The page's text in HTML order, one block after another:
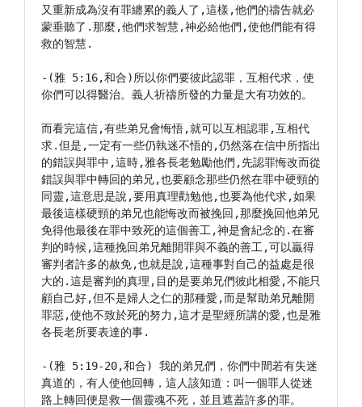
又重新成為沒有罪纏累的義人了,這樣,他們的禱告就必
蒙垂聽了.那麼,他們求智慧,神必給他們,使他們能有得
救的智慧.
-(雅 5:16,和合)所以你們要彼此認罪，互相代求，使
你們可以得醫治。義人祈禱所發的力量是大有功效的。
而看完這信,有些弟兄會悔悟,就可以互相認罪,互相代
求.但是,一定有一些仍執迷不悟的,仍然落在信中所指出
的錯誤與罪中,這時,雅各長老勉勵他們,先認罪悔改而從
錯誤與罪中轉回的弟兄,也要顧念那些仍然在罪中硬頸的
同靈,這意思是說,要用真理勸勉他,也要為他代求,如果
最後這樣硬頸的弟兄也能悔改而被挽回,那麼挽回他弟兄
免得他最後在罪中致死的這個善工,神是會紀念的.在審
判的時候,這種挽回弟兄離開罪與不義的善工,可以贏得
審判者許多的赦免,也就是說,這種事對自己的益處是很
大的.這是審判的真理,目的是要弟兄們彼此相愛,不能只
顧自己好,但不是婦人之仁的那種愛,而是幫助弟兄離開
罪惡,使他不致於死的努力,這才是聖經所講的愛,也是雅
各長老所要表達的事.
-(雅 5:19-20,和合) 我的弟兄們，你們中間若有失迷
真道的，有人使他回轉，這人該知道：叫一個罪人從迷
路上轉回便是救一個靈魂不死，並且遮蓋許多的罪。